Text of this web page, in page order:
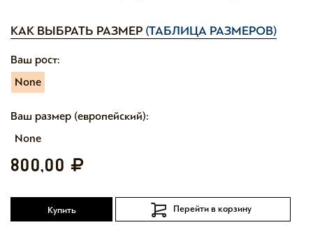
КАК ВЫБРАТЬ РАЗМЕР (ТАБЛИЦА РАЗМЕРОВ)
Ваш рост:
None
Ваш размер (европейский):
None
800,00
Купить Перейти в корзину